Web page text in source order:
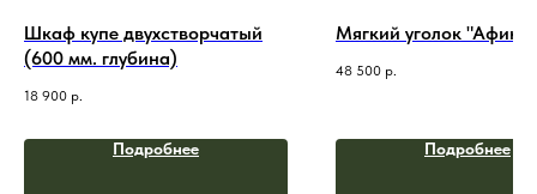
Шкаф купе двухстворчатый
(600 мм. глубина)
18 900 р.
Подробнее
Мягкий уголок "Афина"
48 500 р.
Подробнее